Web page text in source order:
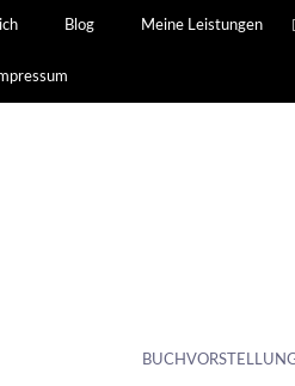
Blog Meine Leistungen